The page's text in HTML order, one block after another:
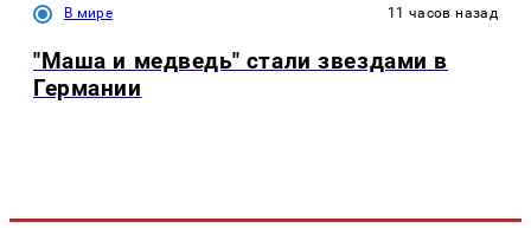
В мире 11 часов назад
"Маша и медведь" стали звездами в
Германии